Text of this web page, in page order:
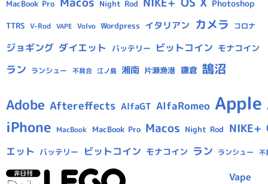
MacBook Pro Night Rod Photoshop
TTRS V-Rod VAPE Volvo Wordpress イタリアン カメラ コロナ
ジョギング ダイエット バッテリー ビットコイン モナコイン
ラン ランシュー 不具合 江ノ島 湘南 片瀬漁港 鎌倉 鵠沼
Adobe Aftereffects AlfaGT AlfaRomeo Apple
iPhone MacBook MacBook Pro Macos Night Rod NIKE+
エット バッテリー ビットコイン モナコイン ラン ランシュー 不
Vape